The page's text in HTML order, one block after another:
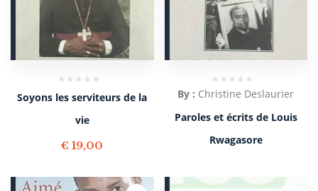
Soyons les serviteurs de la
vie
€ 19,00
By : Christine Deslaurier
Paroles et écrits de Louis
Rwagasore